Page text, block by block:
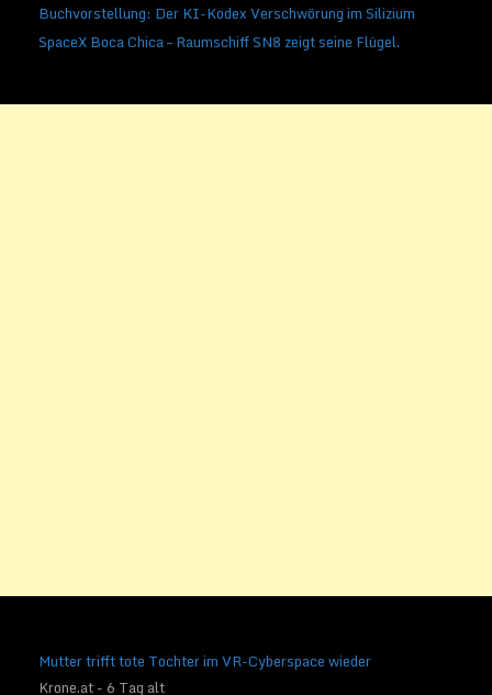
Buchvorstellung: Der KI-Kodex Verschwörung im Silizium
SpaceX Boca Chica – Raumschiff SN8 zeigt seine Flügel.
Mutter trifft tote Tochter im VR-Cyberspace wieder
Krone.at - 6 Tag alt